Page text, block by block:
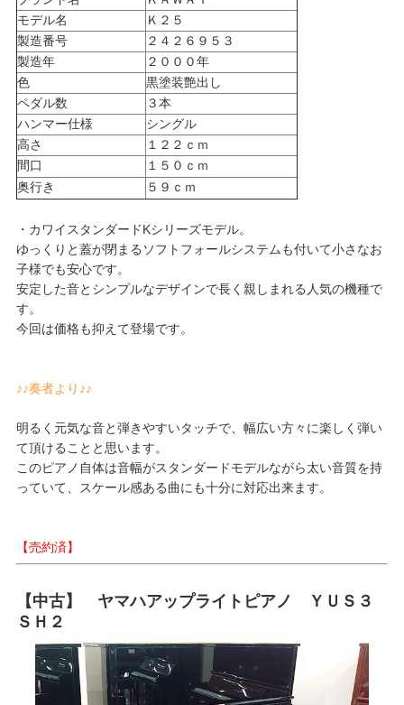
モデル名
Ｋ２５
製造番号
２４２６９５３
製造年
２０００年
色
黒塗装艶出し
ペダル数
３本
ハンマー仕様
シングル
高さ
１２２ｃｍ
間口
１５０ｃｍ
奥行き
５９ｃｍ
・カワイスタンダードKシリーズモデル。
ゆっくりと蓋が閉まるソフトフォールシステムも付いて小さなお
子様でも安心です。
安定した音とシンプルなデザインで長く親しまれる人気の機種で
す。
今回は価格も抑えて登場です。
♪♪奏者より♪♪
明るく元気な音と弾きやすいタッチで、幅広い方々に楽しく弾い
て頂けることと思います。
このピアノ自体は音幅がスタンダードモデルながら太い音質を持
っていて、スケール感ある曲にも十分に対応出来ます。
【売約済】
【中古】 ヤマハアップライトピアノ ＹＵＳ３
ＳＨ２